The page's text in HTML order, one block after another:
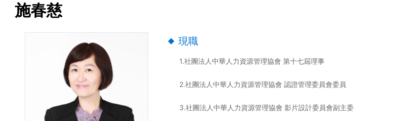
施春慈
現職
1.社團法人中華人力資源管理協會 第十七屆理事
2.社團法人中華人力資源管理協會 認證管理委員會委員
3.社團法人中華人力資源管理協會 影片設計委員會副主委